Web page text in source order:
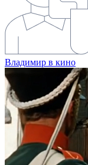
Владимир в кино